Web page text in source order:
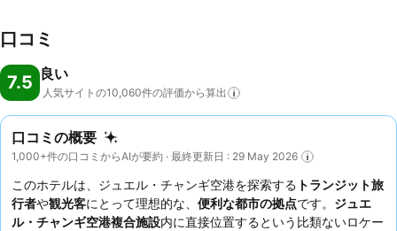
口コミ
7.5 良い
人気サイトの10,060件の評価から算出
口コミの概要
1,000+件の口コミからAIが要約 · 最終更新日 : 29 May 2026
このホテルは、ジュエル・チャンギ空港を探索する トランジット旅
行者や観光客にとって理想的な、 便利な都市の拠点です。 ジュエ
ル・チャンギ空港複合施設内に直接位置するという比類ないロケー